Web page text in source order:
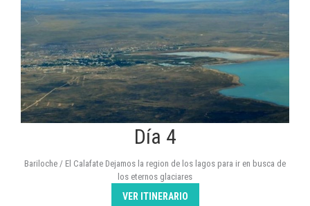
Día 4
Bariloche / El Calafate Dejamos la region de los lagos para ir en busca de
los eternos glaciares
VER ITINERARIO